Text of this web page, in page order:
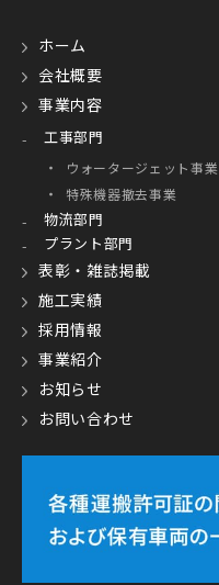
ホーム
会社概要
事業内容
工事部門
ウォータージェット事業
特殊機器撤去事業
物流部門
プラント部門
表彰・雑誌掲載
施工実績
採用情報
事業紹介
お知らせ
お問い合わせ